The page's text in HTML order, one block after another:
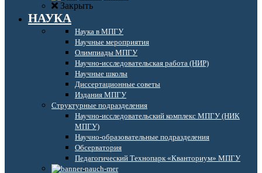
Закрыть
НАУКА
Наука в МПГУ
Научные мероприятия
Олимпиады МПГУ
Научно-исследовательская работа (НИР)
Научные школы
Диссертационные советы
Издания МПГУ
Структурные подразделения
Научно-исследовательский комплекс МПГУ (НИК
МПГУ)
Научно-образовательные подразделения
Обсерватория
Педагогический Технопарк «Кванториум» МПГУ